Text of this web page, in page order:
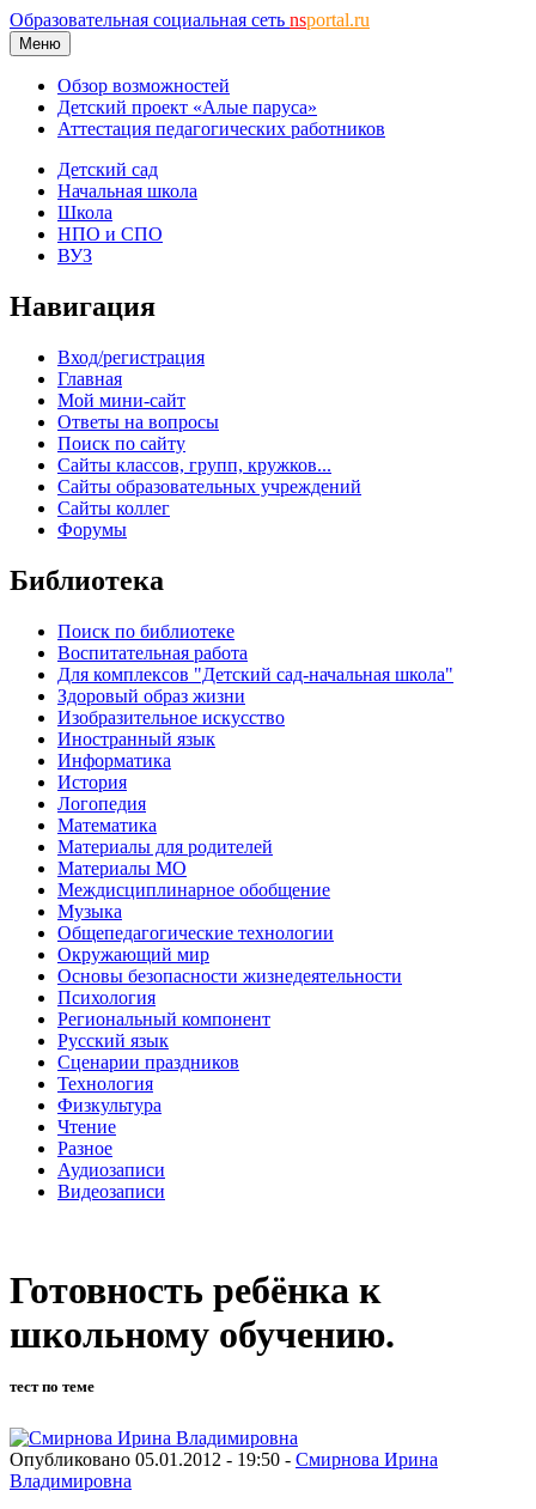
Образовательная социальная сеть nsportal.ru
Меню
Обзор возможностей
Детский проект «Алые паруса»
Аттестация педагогических работников
Детский сад
Начальная школа
Школа
НПО и СПО
ВУЗ
Навигация
Вход/регистрация
Главная
Мой мини-сайт
Ответы на вопросы
Поиск по сайту
Сайты классов, групп, кружков...
Сайты образовательных учреждений
Сайты коллег
Форумы
Библиотека
Поиск по библиотеке
Воспитательная работа
Для комплексов "Детский сад-начальная школа"
Здоровый образ жизни
Изобразительное искусство
Иностранный язык
Информатика
История
Логопедия
Математика
Материалы для родителей
Материалы МО
Междисциплинарное обобщение
Музыка
Общепедагогические технологии
Окружающий мир
Основы безопасности жизнедеятельности
Психология
Региональный компонент
Русский язык
Сценарии праздников
Технология
Физкультура
Чтение
Разное
Аудиозаписи
Видеозаписи
Готовность ребёнка к
школьному обучению.
тест по теме
Опубликовано 05.01.2012 - 19:50 - Смирнова Ирина
Владимировна